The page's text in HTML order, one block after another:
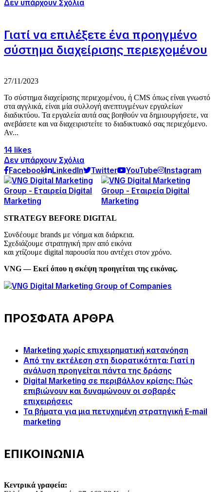
Δεν υπάρχουν Σχόλια
Γιατί να επιλέξετε ένα προηγμένο
σύστημα διαχείρισης περιεχομένου
27/11/2023
Το σύστημα διαχείρισης περιεχομένου, ή CMS όπως είναι γνωστό
στα αγγλικά, είναι μία συλλογή ανεπτυγμένων εργαλείων
διαδικτύου. Τα εργαλεία αυτά σας βοηθούν να δημιουργήσετε, να
ανεβάσετε και να διαχειριστείτε το διαδικτυακό σας περιεχόμενο.
Αν...
14 likes
Δεν υπάρχουν Σχόλια
Facebook
LinkedIn Twitter YouTube Instagram
STRATEGY BEFORE DIGITAL
Συνδέουμε brands με νόημα και διάρκεια.
Σχεδιάζουμε στρατηγική πριν από εικόνα
και χτίζουμε digital παρουσία που αντέχει στον χρόνο.
VNG — Εκεί όπου η σκέψη προηγείται της εικόνας.
ΠΡΟΣΦΑΤΑ ΑΡΘΡΑ
Marketing χωρίς επιχειρηματική κατανόηση
Από την εκτέλεση στη διορατικότητα: Γιατί η
ανάλυση προηγείται πάντα της δράσης
Digital Marketing σε περιβάλλον κρίσης: Πώς
επιβιώνουν και δυναμώνουν οι σοβαρές
επιχειρήσεις
Τα βήματα για μια πετυχημένη στρατηγική E-mail
marketing
ΕΠΙΚΟΙΝΩΝΙΑ
Κεντρικά γραφεία: